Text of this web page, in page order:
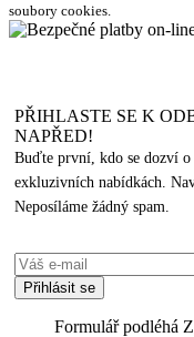
soubory cookies.
PŘIHLASTE SE K
NAPŘED!
Buďte první, kdo se dozví o
exkluzivních nabídkách.
Neposíláme žádný spam.
Formulář podléhá